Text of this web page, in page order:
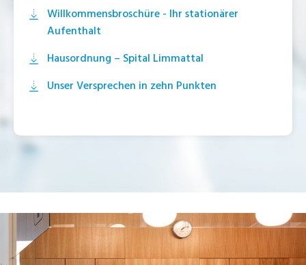
Willkommensbroschüre - Ihr stationärer
Aufenthalt
Hausordnung – Spital Limmattal
Unser Versprechen in zehn Punkten